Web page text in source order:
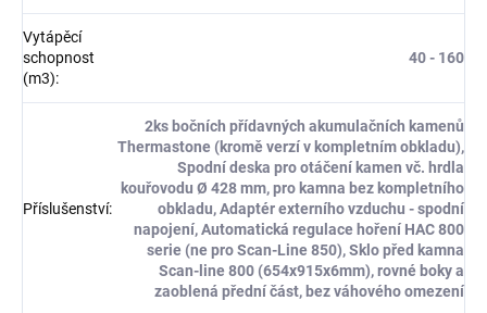
Vytápěcí
schopnost
(m3):
40 - 160
Příslušenství:
2ks bočních přídavných akumulačních kamenů
Thermastone (kromě verzí v kompletním obkladu),
Spodní deska pro otáčení kamen vč. hrdla
kouřovodu Ø 428 mm, pro kamna bez kompletního
obkladu, Adaptér externího vzduchu - spodní
napojení, Automatická regulace hoření HAC 800
serie (ne pro Scan-Line 850), Sklo před kamna
Scan-line 800 (654x915x6mm), rovné boky a
zaoblená přední část, bez váhového omezení